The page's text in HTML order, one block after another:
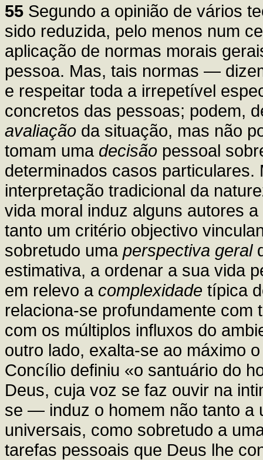
55 Segundo a opinião de vários
sido reduzida, pelo menos num
aplicação de normas morais
pessoa. Mas, tais normas —
e respeitar toda a irrepetível
concretos das pessoas; podem,
avaliação da situação, mas não
tomam uma decisão pessoal
determinados casos
interpretação tradicional da
vida moral induz alguns autores
tanto um critério objectivo
sobretudo uma perspectiva geral
estimativa, a ordenar a sua vida
em relevo a complexidade típica
relaciona-se profundamente
com os múltiplos influxos do
outro lado, exalta-se ao máximo
Concílio definiu «o santuário do
Deus, cuja voz se faz ouvir na
se — induz o homem não tanto a
universais, como sobretudo a
tarefas pessoais que Deus lhe